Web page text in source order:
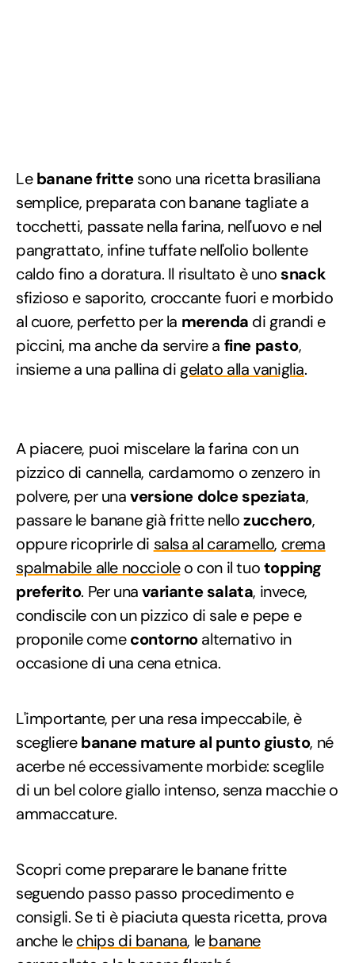
Lebanane frittesono una ricetta brasiliana
semplice, preparata con banane tagliate a
tocchetti, passate nella farina, nell'uovo e nel
pangrattato, infine tuffate nell'olio bollente
caldo fino a doratura. Il risultato è uno snack
sfizioso e saporito, croccante fuori e morbido
al cuore, perfetto per la merenda di grandi e
piccini, ma anche da servire a fine pasto,
insieme a una pallina di gelato alla vaniglia.
A piacere, puoi miscelare la farina con un
pizzico di cannella, cardamomo o zenzero in
polvere, per unaversione dolce speziata,
passare le banane già fritte nellozucchero,
oppure ricoprirle di salsa al caramello, crema
spalmabile alle noccioleo con il tuotopping
preferito. Per unavariante salata, invece,
condiscile con un pizzico di sale e pepe e
proponile comecontornoalternativo in
occasione di una cena etnica.
L'importante, per una resa impeccabile, è
sceglierebanane mature al punto giusto, né
acerbe né eccessivamente morbide: sceglile
di un bel colore giallo intenso, senza macchie o
ammaccature.
Scopri come preparare le banane fritte
seguendo passo passo procedimento e
consigli. Se ti è piaciuta questa ricetta, prova
anche lechips di banana, lebanane